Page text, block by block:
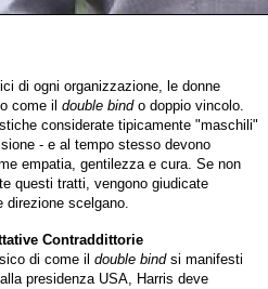
di ogni organizzazione, le donne
come il double bindo doppio vincolo.
considerate tipicamente "maschili"
- e al tempo stesso devono
empatia, gentilezza e cura. Se non
questi tratti, vengono giudicate
direzione scelgano.
Contraddittorie
di come il double bindsi manifesti
presidenza USA, Harris deve